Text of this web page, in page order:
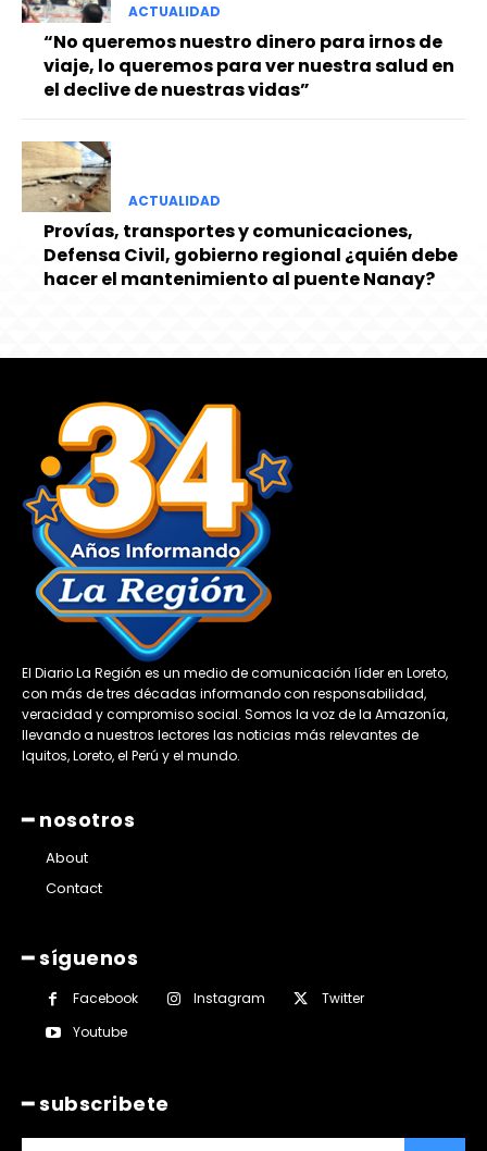
ACTUALIDAD
“No queremos nuestro dinero para irnos de
viaje, lo queremos para ver nuestra salud en
el declive de nuestras vidas”
ACTUALIDAD
Provías, transportes y comunicaciones,
Defensa Civil, gobierno regional ¿quién debe
hacer el mantenimiento al puente Nanay?
El Diario La Región es un medio de comunicación líder en Loreto,
con más de tres décadas informando con responsabilidad,
veracidad y compromiso social. Somos la voz de la Amazonía,
llevando a nuestros lectores las noticias más relevantes de
Iquitos, Loreto, el Perú y el mundo.
━ nosotros
About
Contact
━ síguenos
Facebook Instagram
Twitter
Youtube
━ subscribete